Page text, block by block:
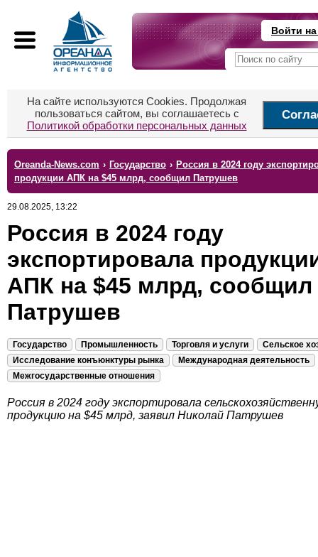
Войти
На сайте используются Cookies. Продолжая
пользоваться сайтом, вы соглашаетесь с
Политикой обработки персональных данных
Oreanda-News.com › Государство › Россия в 2024 году
продукции АПК на $45 млрд, сообщил Патрушев
29.08.2025, 13:22
Россия в 2024 году
экспортировала
АПК на $45 млрд, сообщил
Патрушев
Государство Промышленность Торговля и услуги
Сельское
Исследование конъюнктуры рынка
Международная деятельность
Межгосударственные отношения
Россия в 2024 году экспортировала
продукцию на $45 млрд, заявил Николай Патрушев